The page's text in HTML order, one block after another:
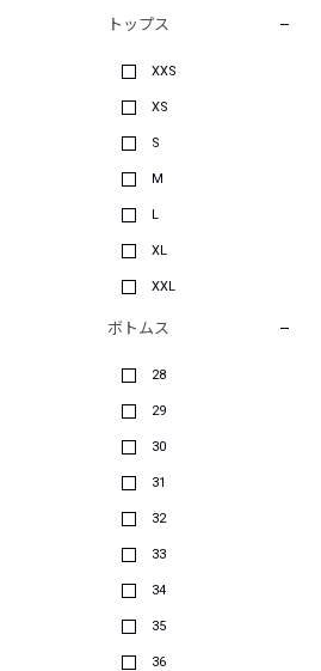
トップス
XXS
XS
S
M
L
XL
XXL
ボトムス
28
29
30
31
32
33
34
35
36